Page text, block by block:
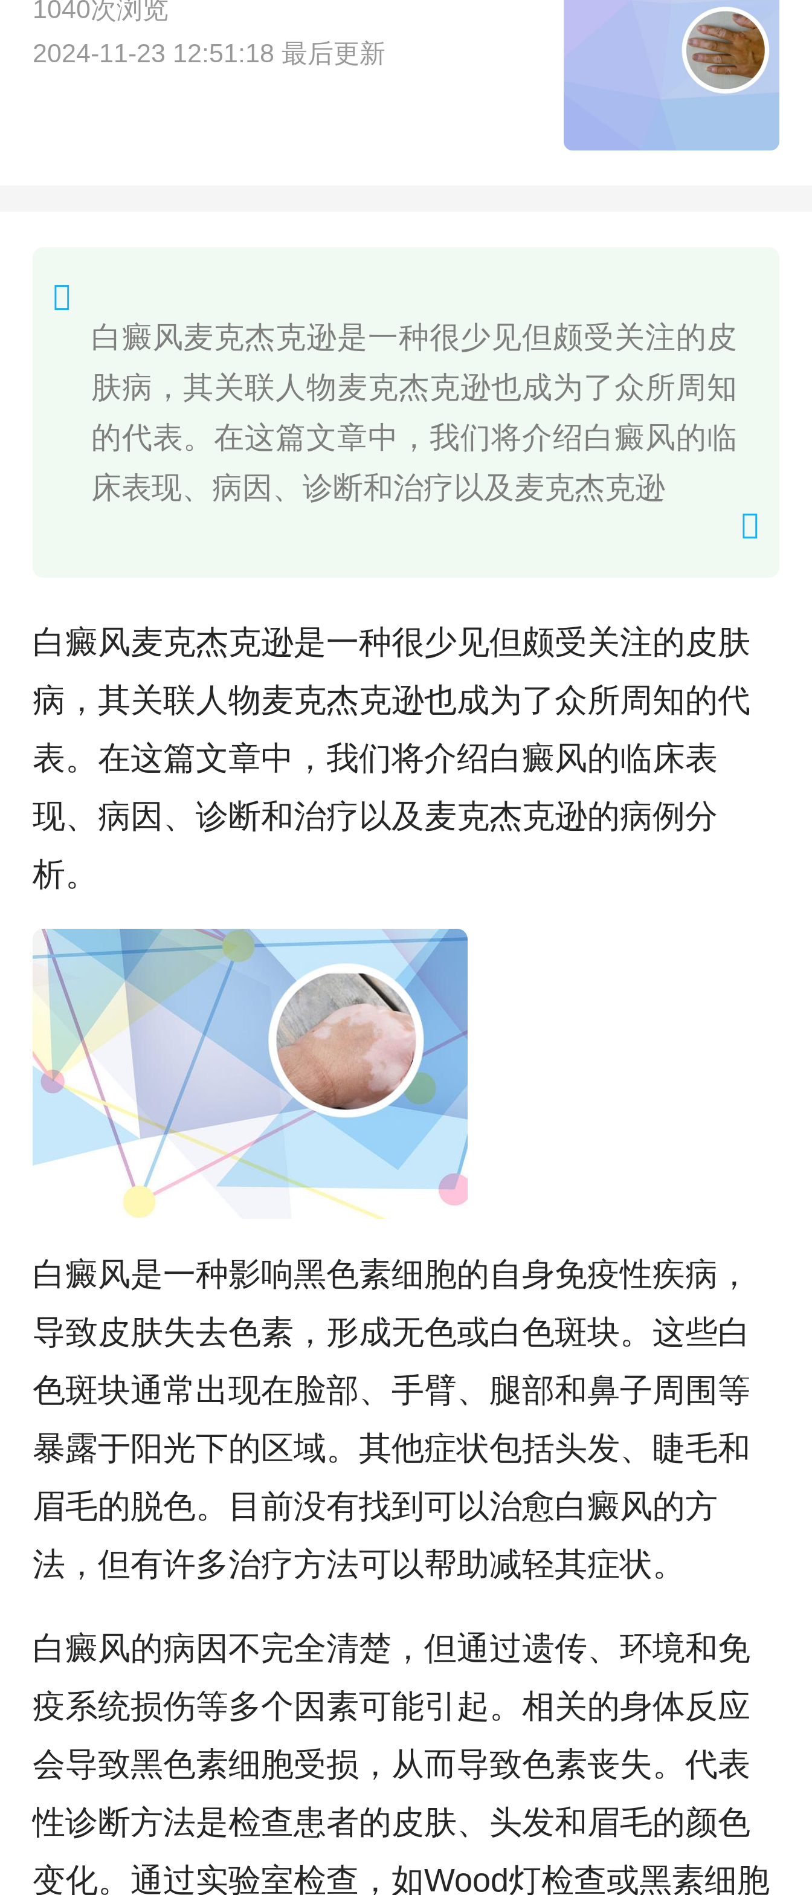
1040次浏览
2024-11-23 12:51:18 最后更新
白癜风麦克杰克逊是一种很少见但颇受关注的皮
肤病，其关联人物麦克杰克逊也成为了众所周知
的代表。在这篇文章中，我们将介绍白癜风的临
床表现、病因、诊断和治疗以及麦克杰克逊
白癜风麦克杰克逊是一种很少见但颇受关注的皮肤
病，其关联人物麦克杰克逊也成为了众所周知的代
表。在这篇文章中，我们将介绍白癜风的临床表
现、病因、诊断和治疗以及麦克杰克逊的病例分
析。
白癜风是一种影响黑色素细胞的自身免疫性疾病，
导致皮肤失去色素，形成无色或白色斑块。这些白
色斑块通常出现在脸部、手臂、腿部和鼻子周围等
暴露于阳光下的区域。其他症状包括头发、睫毛和
眉毛的脱色。目前没有找到可以治愈白癜风的方
法，但有许多治疗方法可以帮助减轻其症状。
白癜风的病因不完全清楚，但通过遗传、环境和免
疫系统损伤等多个因素可能引起。相关的身体反应
会导致黑色素细胞受损，从而导致色素丧失。代表
性诊断方法是检查患者的皮肤、头发和眉毛的颜色
变化。通过实验室检查，如Wood灯检查或黑素细胞